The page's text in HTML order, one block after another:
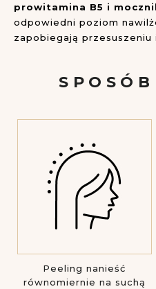
prowitamina B5 i
odpowiedni poziom
zapobiegają przesuszeniu
Peeling nanieść
równomiernie na suchą